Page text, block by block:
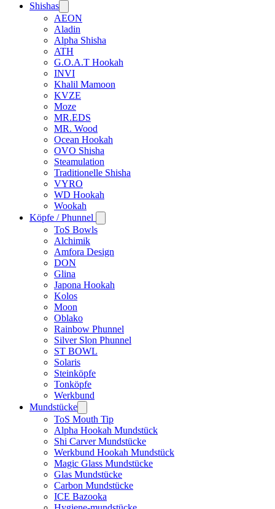
Shishas
AEON
Aladin
Alpha Shisha
ATH
G.O.A.T Hookah
INVI
Khalil Mamoon
KVZE
Moze
MR.EDS
MR. Wood
Ocean Hookah
OVO Shisha
Steamulation
Traditionelle Shisha
VYRO
WD Hookah
Wookah
Köpfe / Phunnel
ToS Bowls
Alchimik
Amfora Design
DON
Glina
Japona Hookah
Kolos
Moon
Oblako
Rainbow Phunnel
Silver Slon Phunnel
ST BOWL
Solaris
Steinköpfe
Tonköpfe
Werkbund
Mundstücke
ToS Mouth Tip
Alpha Hookah Mundstück
Shi Carver Mundstücke
Werkbund Hookah Mundstück
Magic Glass Mundstücke
Glas Mundstücke
Carbon Mundstücke
ICE Bazooka